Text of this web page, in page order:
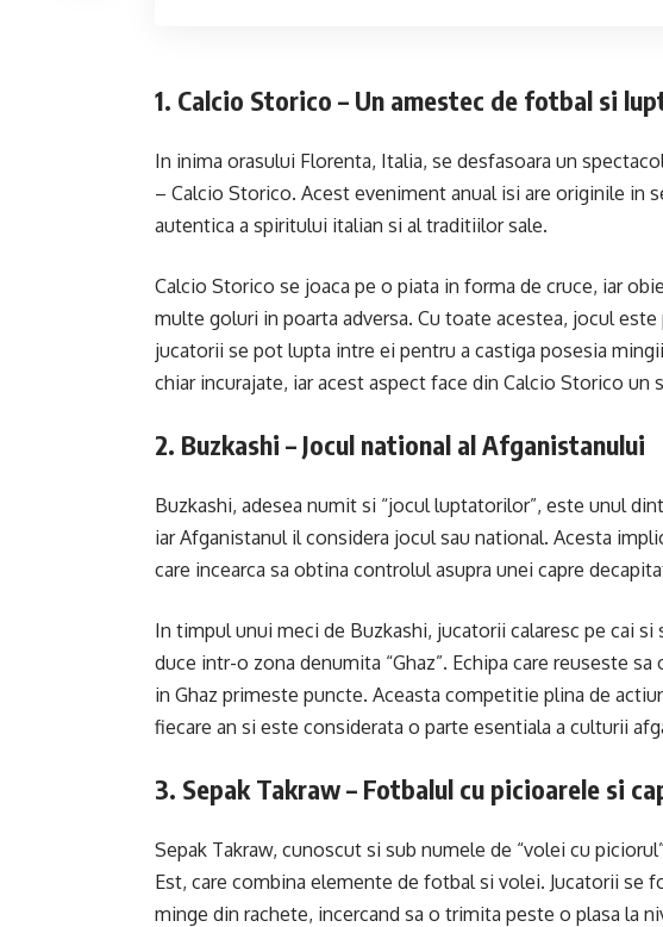
1. Calcio Storico – Un amestec de fotbal si
In inima orasului Florenta, Italia, se desfasoara un
– Calcio Storico. Acest eveniment anual isi are originile in
autentica a spiritului italian si al traditiilor sale.
Calcio Storico se joaca pe o piata in forma de cruce, iar
multe goluri in poarta adversa. Cu toate acestea, jocul
jucatorii se pot lupta intre ei pentru a castiga posesia
chiar incurajate, iar acest aspect face din Calcio Storico
2. Buzkashi – Jocul national al Afganistanului
Buzkashi, adesea numit si “jocul luptatorilor”, este unul
iar Afganistanul il considera jocul sau national. Acesta
care incearca sa obtina controlul asupra unei capre
In timpul unui meci de Buzkashi, jucatorii calaresc pe cai si
duce intr-o zona denumita “Ghaz”. Echipa care reuseste
in Ghaz primeste puncte. Aceasta competitie plina de
fiecare an si este considerata o parte esentiala a culturii
3. Sepak Takraw – Fotbalul cu picioarele si
Sepak Takraw, cunoscut si sub numele de “volei cu
Est, care combina elemente de fotbal si volei. Jucatorii se
minge din rachete, incercand sa o trimita peste o plasa la